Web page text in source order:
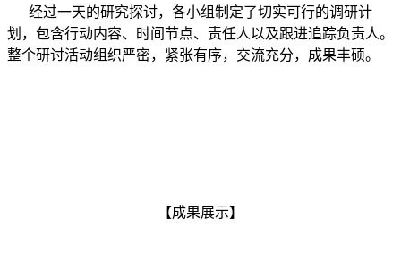
经过一天的研究探讨，各小组制定了切实可行的调研计
划，包含行动内容、时间节点、责任人以及跟进追踪负责人。
整个研讨活动组织严密，紧张有序，交流充分，成果丰硕。
【成果展示】